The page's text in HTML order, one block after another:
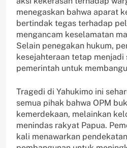
menegaskan bahwa aparat
bertindak tegas terhadap
mengancam keselamatan
Selain penegakan hukum,
kesejahteraan tetap
pemerintah untuk
Tragedi di Yahukimo ini
semua pihak bahwa OPM
kemerdekaan, melainkan
menindas rakyat Papua.
kali menawarkan